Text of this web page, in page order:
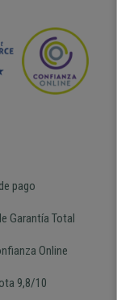
Si estoy contento
pago
Garantía Total
Online
9,8/10